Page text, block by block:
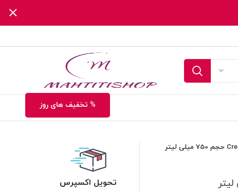
% تخفیف های روز
تحویل اکسپرس